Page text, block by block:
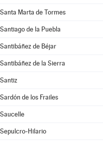
Santa Marta de Tormes
Santiago de la Puebla
Santibáñez de Béjar
Santibáñez de la Sierra
Santiz
Sardón de los Frailes
Saucelle
Sepulcro-Hilario